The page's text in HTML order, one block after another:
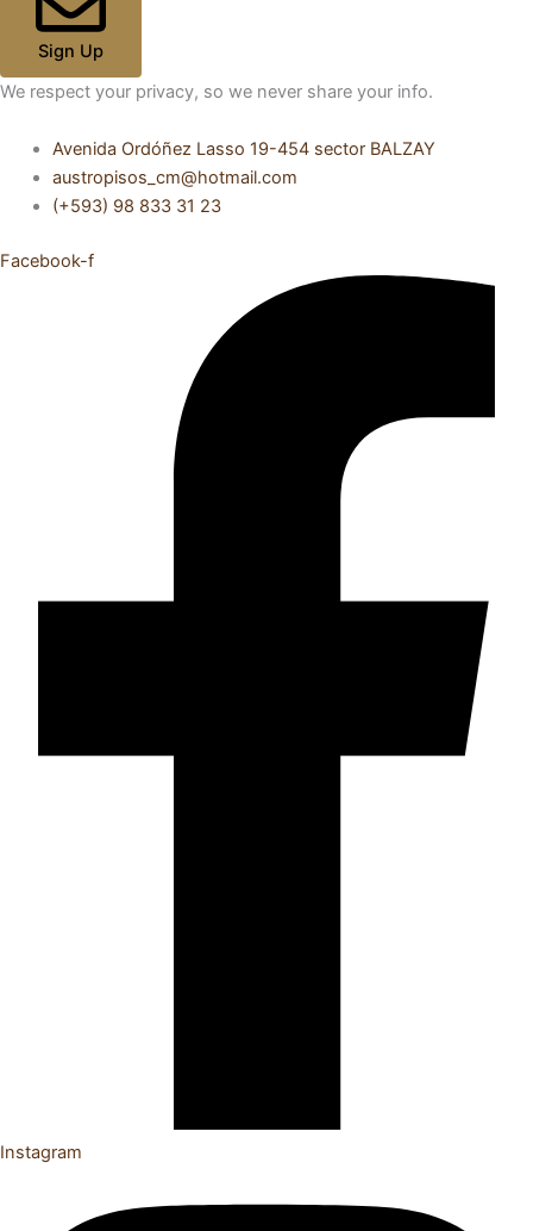
Sign Up
We respect your privacy, so we never share your info.
Avenida Ordóñez Lasso 19-454 sector BALZAY
austropisos_cm@hotmail.com
(+593) 98 833 31 23
Facebook-f
Instagram